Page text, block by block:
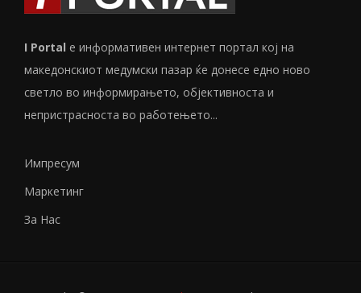
I Portal е информативен интернет портал кој на
македонскиот медумски пазар ќе донесе едно ново
светло во информирањето, објективноста и
непристрасноста во работењето...
Импресум
Маркетинг
За Нас